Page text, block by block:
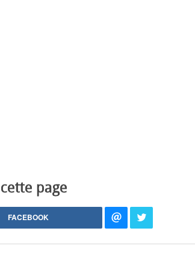
page
FACEBOOK